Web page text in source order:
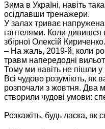
Зима в Україні, навіть
осідлавши тренажери.
У залах триває напружена
гантелями. Коли дивишся
збірної Олексій
– На жаль, 2019-й, коли
травм напередодні
Тому ми навіть не пішли у
Всі чудово розуміють, як
розпочали з жовтня. Два
створили чудові умови:
Розкажіть, будь ласка, як